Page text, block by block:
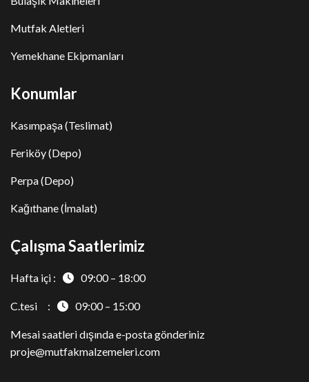
Mutfak Aletleri
Yemekhane Ekipmanları
Konumlar
Kasımpaşa (Teslimat)
Feriköy (Depo)
Perpa (Depo)
Kağıthane (İmalat)
Çalışma Saatlerimiz
Hafta içi : 09:00 – 18:00
C.tesi : 09:00 – 15:00
Mesai saatleri dışında e-posta gönderiniz
proje@mutfakmalzemeleri.com